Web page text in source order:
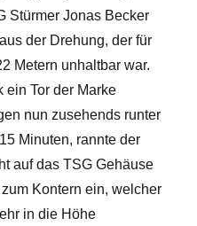
Stürmer Jonas Becker
der Drehung, der für
Metern unhaltbar war.
Tor der Marke
nun zusehends runter
Minuten, rannte der
auf das TSG Gehäuse
Kontern ein, welcher
in die Höhe